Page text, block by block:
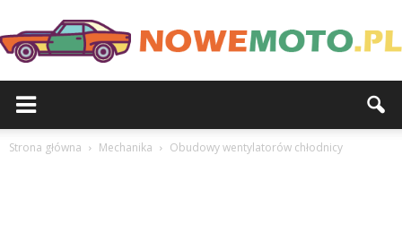
Strona główna Mechanika Obudowy wentylatorów chłodnicy